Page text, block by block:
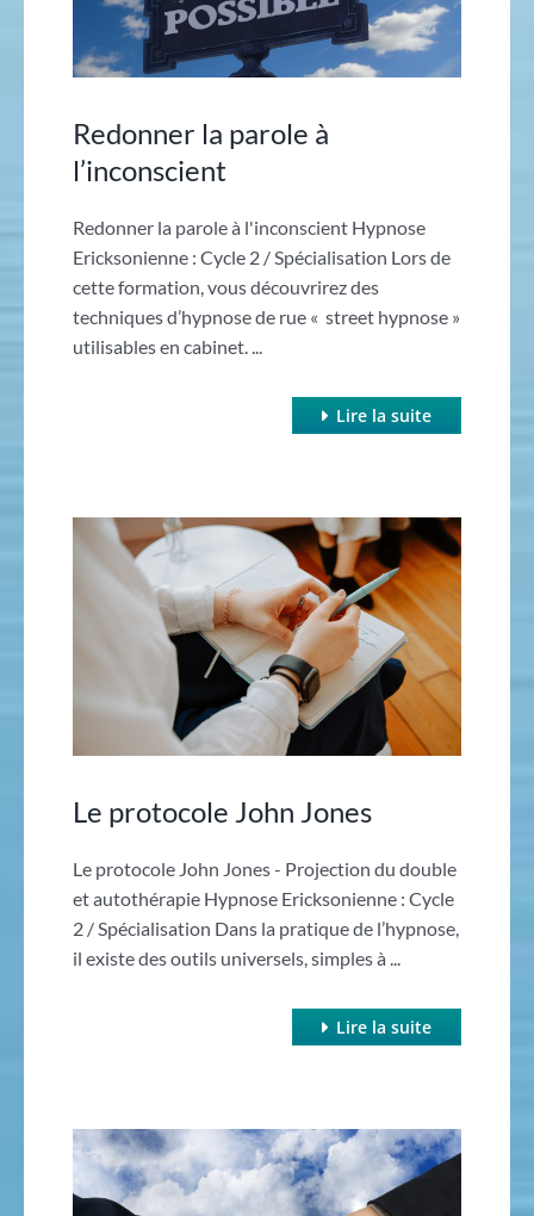
Redonner la parole à
l’inconscient
Redonner la parole à l'inconscient Hypnose
Ericksonienne : Cycle 2 / Spécialisation Lors de
cette formation, vous découvrirez des
techniques d’hypnose de rue « street hypnose »
utilisables en cabinet. ...
Lire la suite
Le protocole John Jones
Le protocole John Jones - Projection du double
et autothérapie Hypnose Ericksonienne : Cycle
2 / Spécialisation Dans la pratique de l’hypnose,
il existe des outils universels, simples à ...
Lire la suite